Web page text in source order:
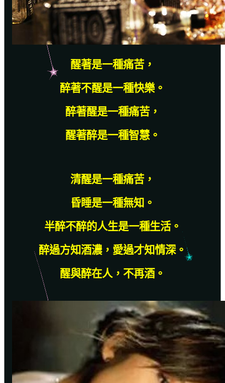
醒著是一種痛苦，
醉著不醒是一種快樂。
醉著醒是一種痛苦，
醒著醉是一種智慧。
清醒是一種痛苦，
昏睡是一種無知。
半醉不醉的人生是一種生活。
醉過方知酒濃，愛過才知情深。
醒與醉在人，不再酒。